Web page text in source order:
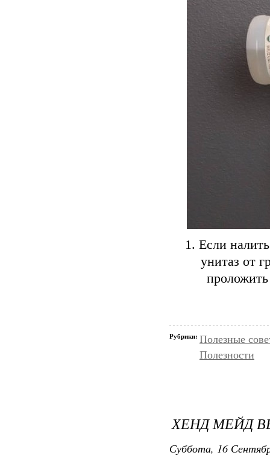
1. Если
унитаз от
проложить
Рубрики: Полезные
Полезности
ХЕНД МЕЙД
Суббота, 16